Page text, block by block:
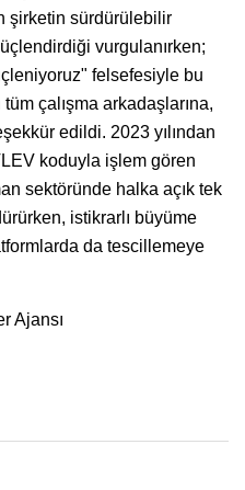
şirketin sürdürülebilir
vurgulanırken;
felsefesiyle bu
çalışma arkadaşlarına,
edildi. 2023 yılından
koduyla işlem gören
sektöründe halka açık tek
istikrarlı büyüme
da tescillemeye
Ajansı